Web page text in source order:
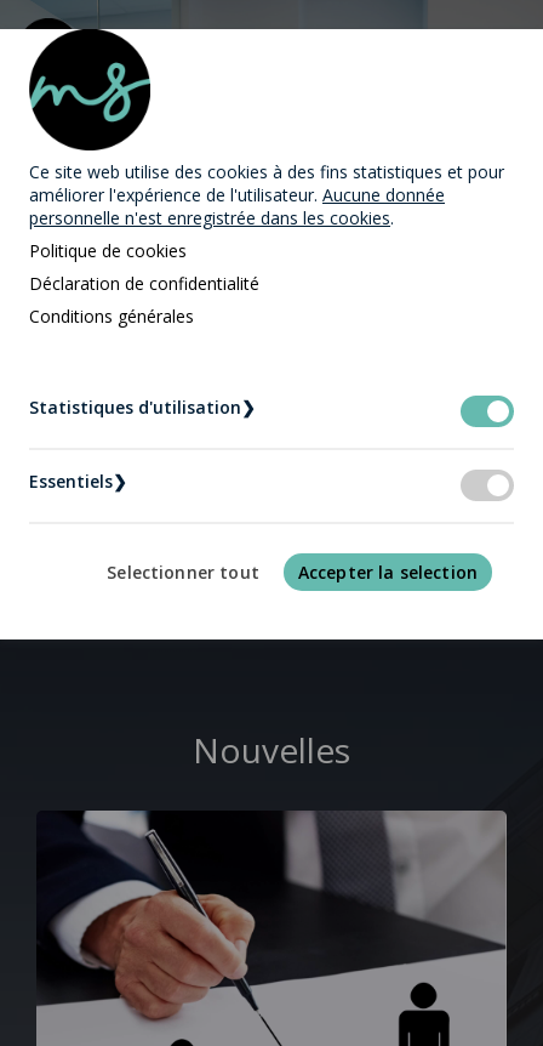
MAST Avocats
Accueil Expertises
Nouvelles
Ce site web utilise des cookies à des fins statistiques et pour
améliorer l'expérience de l'utilisateur. Aucune donnée
personnelle n'est enregistrée dans les cookies.
Politique de cookies
Déclaration de confidentialité
Conditions générales
Statistiques d'utilisation❯
Essentiels❯
Selectionner tout Accepter la selection